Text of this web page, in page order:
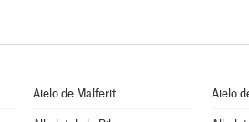
Aielo de Malferit Aielo